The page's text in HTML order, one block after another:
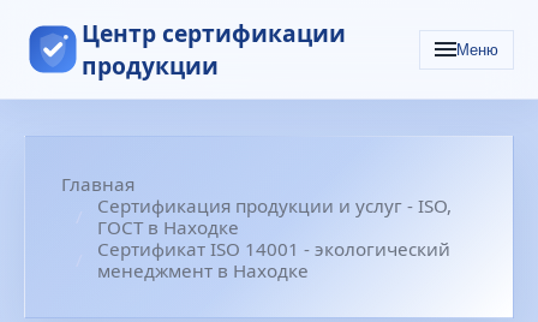
Центр сертификации
продукции
Меню
Главная
Сертификация продукции и услуг - ISO,
ГОСТ в Находке
Сертификат ISO 14001 - экологический
менеджмент в Находке